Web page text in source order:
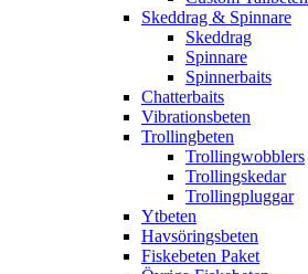
Skeddrag & Spinnare
Skeddrag
Spinnare
Spinnerbaits
Chatterbaits
Vibrationsbeten
Trollingbeten
Trollingwobblers
Trollingskedar
Trollingpluggar
Ytbeten
Havsöringsbeten
Fiskebeten Paket